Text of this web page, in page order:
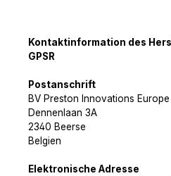
Kontaktinformation des
GPSR
Postanschrift
BV Preston Innovations Europe
Dennenlaan 3A
2340 Beerse
Belgien
Elektronische Adresse